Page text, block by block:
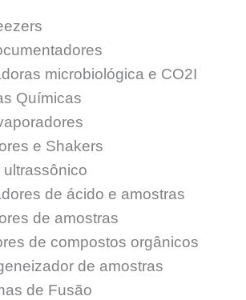
microbiológica e CO2I
Químicas
e Shakers
ultrassônico
de ácido e amostras
de amostras
de compostos orgânicos
de amostras
de Fusão